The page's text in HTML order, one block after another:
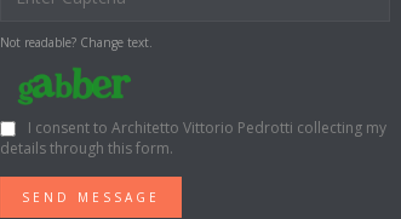
Not readable? Change text.
I consent to Architetto Vittorio Pedrotti collecting my
details through this form.
SEND MESSAGE